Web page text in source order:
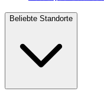
Beliebte Standorte